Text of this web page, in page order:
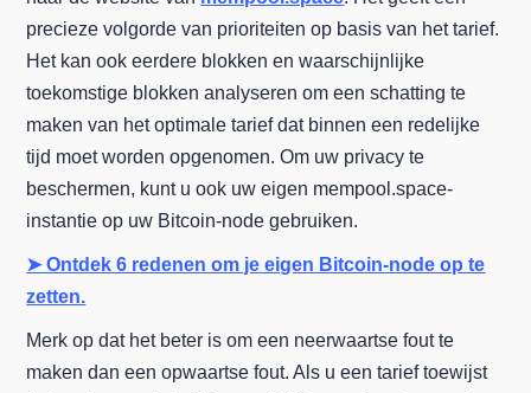
precieze volgorde van prioriteiten op basis van het tarief.
Het kan ook eerdere blokken en waarschijnlijke
toekomstige blokken analyseren om een schatting te
maken van het optimale tarief dat binnen een redelijke
tijd moet worden opgenomen. Om uw privacy te
beschermen, kunt u ook uw eigen mempool.space-
instantie op uw Bitcoin-node gebruiken.
➤ Ontdek 6 redenen om je eigen Bitcoin-node op te
zetten.
Merk op dat het beter is om een neerwaartse fout te
maken dan een opwaartse fout. Als u een tarief toewijst